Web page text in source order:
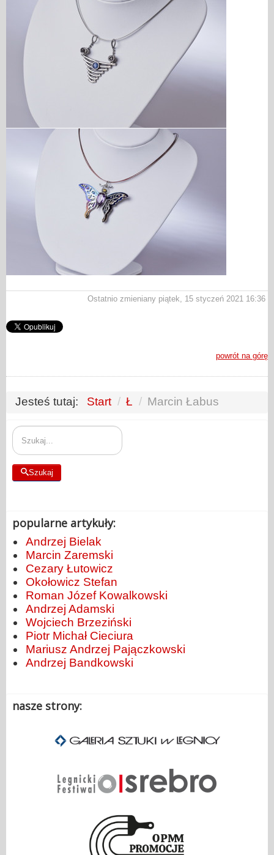
Ostatnio zmieniany piątek, 15 styczeń 2021 16:36
powrót na górę
Jesteś tutaj: Start / Ł / Marcin Łabus
Szukaj
popularne artykuły:
Andrzej Bielak
Marcin Zaremski
Cezary Łutowicz
Okołowicz Stefan
Roman Józef Kowalkowski
Andrzej Adamski
Wojciech Brzeziński
Piotr Michał Cieciura
Mariusz Andrzej Pajączkowski
Andrzej Bandkowski
nasze strony: